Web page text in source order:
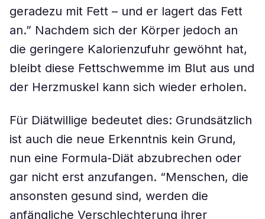
geradezu mit Fett – und er lagert das Fett
an.” Nachdem sich der Körper jedoch an
die geringere Kalorienzufuhr gewöhnt hat,
bleibt diese Fettschwemme im Blut aus und
der Herzmuskel kann sich wieder erholen.
Für Diätwillige bedeutet dies: Grundsätzlich
ist auch die neue Erkenntnis kein Grund,
nun eine Formula-Diät abzubrechen oder
gar nicht erst anzufangen. “Menschen, die
ansonsten gesund sind, werden die
anfängliche Verschlechterung ihrer